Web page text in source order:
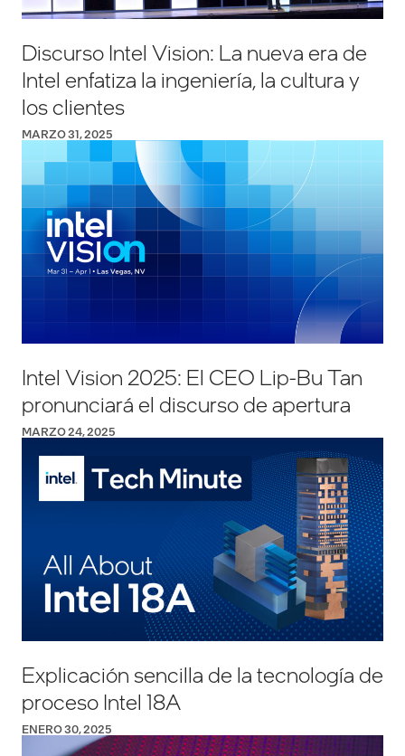
Discurso Intel Vision: La nueva era de
Intel enfatiza la ingeniería, la cultura y
los clientes
MARZO 31, 2025
Intel Vision 2025: El CEO Lip-Bu Tan
pronunciará el discurso de apertura
MARZO 24, 2025
Explicación sencilla de la tecnología de
proceso Intel 18A
ENERO 30, 2025